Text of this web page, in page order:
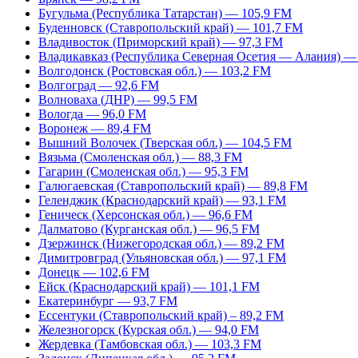
Бугульма (Республика Татарстан) — 105,9 FM
Буденновск (Ставропольский край) — 101,7 FM
Владивосток (Приморский край) — 97,3 FM
Владикавказ (Республика Северная Осетия — Алания)
Волгодонск (Ростовская обл.) — 103,2 FM
Волгоград — 92,6 FM
Волноваха (ДНР) — 99,5 FM
Вологда — 96,0 FM
Воронеж — 89,4 FM
Вышний Волочек (Тверская обл.) — 104,5 FM
Вязьма (Смоленская обл.) — 88,3 FM
Гагарин (Смоленская обл.) — 95,3 FM
Галюгаевская (Ставропольский край) — 89,8 FM
Геленджик (Краснодарский край) — 93,1 FM
Геническ (Херсонская обл.) — 96,6 FM
Далматово (Курганская обл.) — 96,5 FM
Дзержинск (Нижегородская обл.) — 89,2 FM
Димитровград (Ульяновская обл.) — 97,1 FM
Донецк — 102,6 FM
Ейск (Краснодарский край) — 101,1 FM
Екатеринбург — 93,7 FM
Ессентуки (Ставропольский край) – 89,2 FM
Железногорск (Курская обл.) — 94,0 FM
Жердевка (Тамбовская обл.) — 103,3 FM